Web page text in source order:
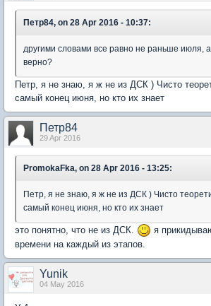
Петр84, on 28 Apr 2016 - 10:37:
другими словами все равно не раньше июля, а
верно?
Петр, я не знаю, я ж не из ДСК ) Чисто
самый конец июня, но кто их знает
Петр84
29 Apr 2016
PromokaFka, on 28 Apr 2016 - 13:25:
Петр, я не знаю, я ж не из ДСК ) Чисто
самый конец июня, но кто их знает
это понятно, что не из ДСК.
я
времени на каждый из этапов.
Yunik
04 May 2016